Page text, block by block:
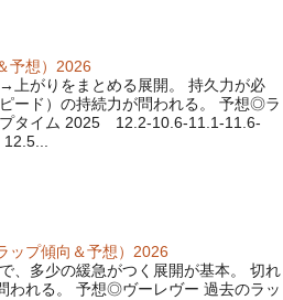
予想）2026
上がりをまとめる展開。 持久力が必
ード）の持続力が問われる。 予想◎ラ
タイム 2025 12.2-10.6-11.1-11.6-
ップ傾向＆予想）2026
、多少の緩急がつく展開が基本。 切れ
われる。 予想◎ヴーレヴー 過去のラッ